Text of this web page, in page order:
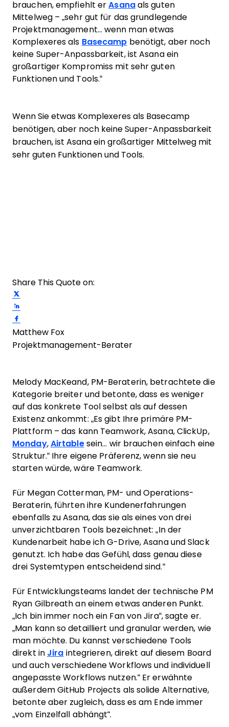
brauchen, empfiehlt er Asanaals guten
Mittelweg – „sehr gut für das grundlegende
Projektmanagement… wenn man etwas
Komplexeres als Basecamp benötigt, aber noch
keine Super-Anpassbarkeit, ist Asana ein
großartiger Kompromiss mit sehr guten
Funktionen und Tools.“
Wenn Sie etwas Komplexeres als Basecamp
benötigen, aber noch keine Super-Anpassbarkeit
brauchen, ist Asana ein großartiger Mittelweg mit
sehr guten Funktionen und Tools.
Share This Quote on:
Matthew Fox
Projektmanagement-Berater
Melody MacKeand, PM-Beraterin, betrachtete die
Kategorie breiter und betonte, dass es weniger
auf das konkrete Tool selbst als auf dessen
Existenz ankommt: „Es gibt Ihre primäre PM-
Plattform – das kann Teamwork, Asana, ClickUp,
Monday, Airtablesein... wir brauchen einfach eine
Struktur.“ Ihre eigene Präferenz, wenn sie neu
starten würde, wäre Teamwork.
Für Megan Cotterman, PM- und Operations-
Beraterin, führten ihre Kundenerfahrungen
ebenfalls zu Asana, das sie als eines von drei
unverzichtbaren Tools bezeichnet: „In der
Kundenarbeit habe ich G-Drive, Asana und Slack
genutzt. Ich habe das Gefühl, dass genau diese
drei Systemtypen entscheidend sind.“
Für Entwicklungsteams landet der technische PM
Ryan Gilbreath an einem etwas anderen Punkt.
„Ich bin immer noch ein Fan von Jira“, sagte er.
„Man kann so detailliert und granular werden, wie
man möchte. Du kannst verschiedene Tools
direkt in Jira integrieren, direkt auf diesem Board
und auch verschiedene Workflows und individuell
angepasste Workflows nutzen.“ Er erwähnte
außerdem GitHub Projects als solide Alternative,
betonte aber zugleich, dass es am Ende immer
„vom Einzelfall abhängt“.